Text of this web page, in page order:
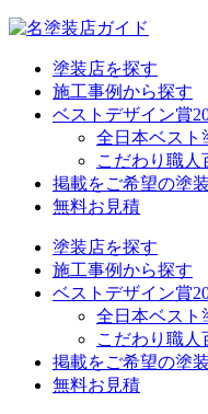
塗装店を探す
施工事例から探す
ベストデザイン賞
全日本ベスト
こだわり職人
掲載をご希望の塗
無料お見積
塗装店を探す
施工事例から探す
ベストデザイン賞
全日本ベスト
こだわり職人
掲載をご希望の塗
無料お見積